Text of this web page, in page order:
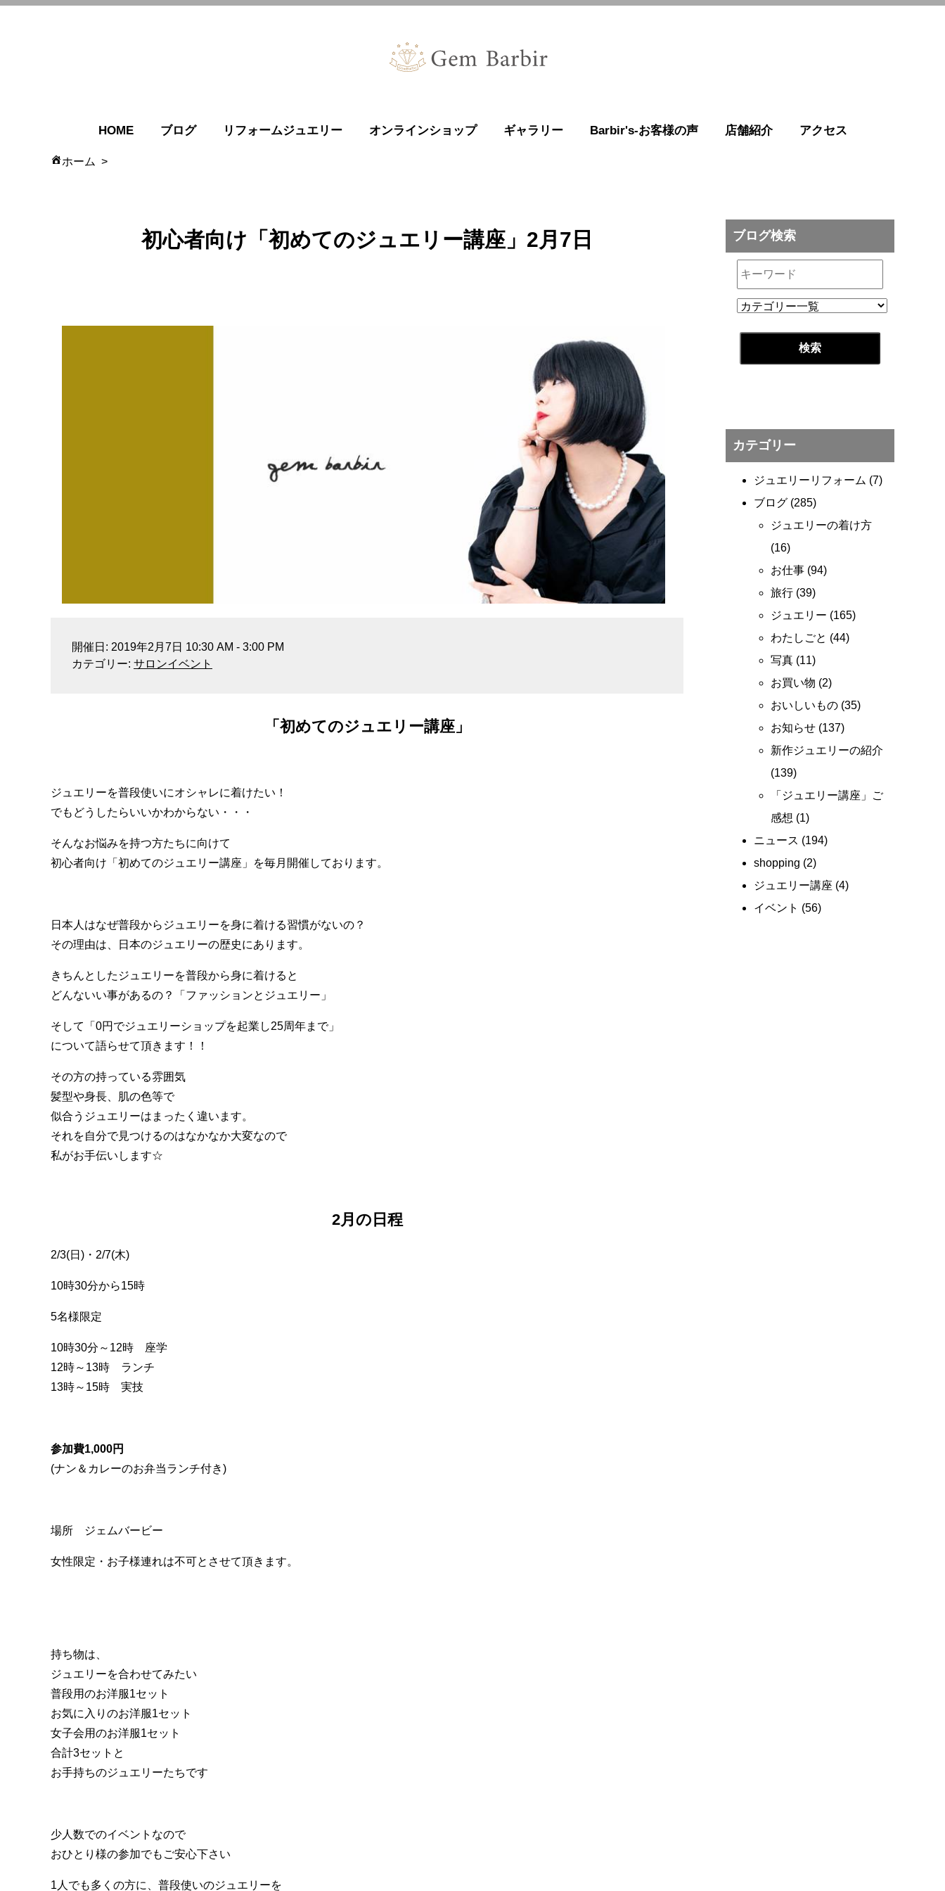
HOME ブログ リフォームジュエリー オンラインショップ ギャラリー Barbir's-お客様の声 店舗紹介 アクセス
ホーム
初心者向け「初めてのジュエリー講座」2月7日
開催日: 2019年2月7日 10:30 AM - 3:00 PM
カテゴリー: サロンイベント
「初めてのジュエリー講座」
ジュエリーを普段使いにオシャレに着けたい！
でもどうしたらいいかわからない・・・
そんなお悩みを持つ方たちに向けて
初心者向け「初めてのジュエリー講座」を毎月開催しております。
日本人はなぜ普段からジュエリーを身に着ける習慣がないの？
その理由は、日本のジュエリーの歴史にあります。
きちんとしたジュエリーを普段から身に着けると
どんないい事があるの？「ファッションとジュエリー」
そして「0円でジュエリーショップを起業し25周年まで」
について語らせて頂きます！！
その方の持っている雰囲気
髪型や身長、肌の色等で
似合うジュエリーはまったく違います。
それを自分で見つけるのはなかなか大変なので
私がお手伝いします☆
2月の日程
2/3(日)・2/7(木)
10時30分から15時
5名様限定
10時30分～12時 座学
12時～13時 ランチ
13時～15時 実技
参加費1,000円
(ナン＆カレーのお弁当ランチ付き)
場所 ジェムバービー
女性限定・お子様連れは不可とさせて頂きます。
持ち物は、
ジュエリーを合わせてみたい
普段用のお洋服1セット
お気に入りのお洋服1セット
女子会用のお洋服1セット
合計3セットと
お手持ちのジュエリーたちです
少人数でのイベントなので
おひとり様の参加でもご安心下さい
1人でも多くの方に、普段使いのジュエリーを
ブログ検索
カテゴリー
ジュエリーリフォーム (7)
ブログ (285)
ジュエリーの着け方
(16)
お仕事 (94)
旅行 (39)
ジュエリー (165)
わたしごと (44)
写真 (11)
お買い物 (2)
おいしいもの (35)
お知らせ (137)
新作ジュエリーの紹介
(139)
「ジュエリー講座」ご
感想 (1)
ニュース (194)
shopping (2)
ジュエリー講座 (4)
イベント (56)